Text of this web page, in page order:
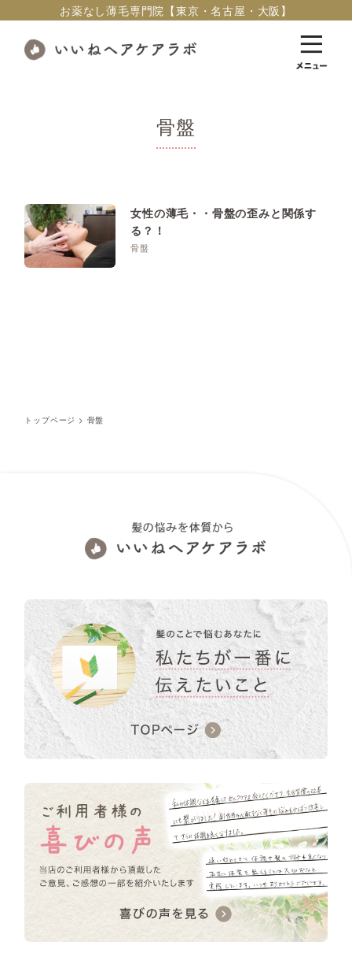
お薬なし薄毛専門院【東京・名古屋・大阪】
骨盤
女性の薄毛・・骨盤の歪みと関係す
る？！
骨盤
トップページ > 骨盤